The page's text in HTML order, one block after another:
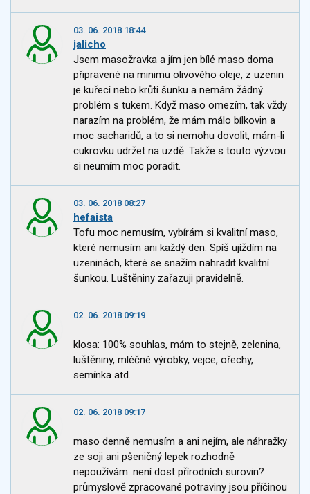
03. 06. 2018 18:44
jalicho
Jsem masožravka a jím jen bílé maso doma
připravené na minimu olivového oleje, z uzenin
je kuřecí nebo krůtí šunku a nemám žádný
problém s tukem. Když maso omezím, tak vždy
narazím na problém, že mám málo bílkovin a
moc sacharidů, a to si nemohu dovolit, mám-li
cukrovku udržet na uzdě. Takže s touto výzvou
si neumím moc poradit.
03. 06. 2018 08:27
hefaista
Tofu moc nemusím, vybírám si kvalitní maso,
které nemusím ani každý den. Spíš ujíždím na
uzeninách, které se snažím nahradit kvalitní
šunkou. Luštěniny zařazuji pravidelně.
02. 06. 2018 09:19
klosa: 100% souhlas, mám to stejně, zelenina,
luštěniny, mléčné výrobky, vejce, ořechy,
semínka atd.
02. 06. 2018 09:17
maso denně nemusím a ani nejím, ale náhražky
ze soji ani pšeničný lepek rozhodně
nepoužívám. není dost přírodních surovin?
průmyslově zpracované potraviny jsou příčinou